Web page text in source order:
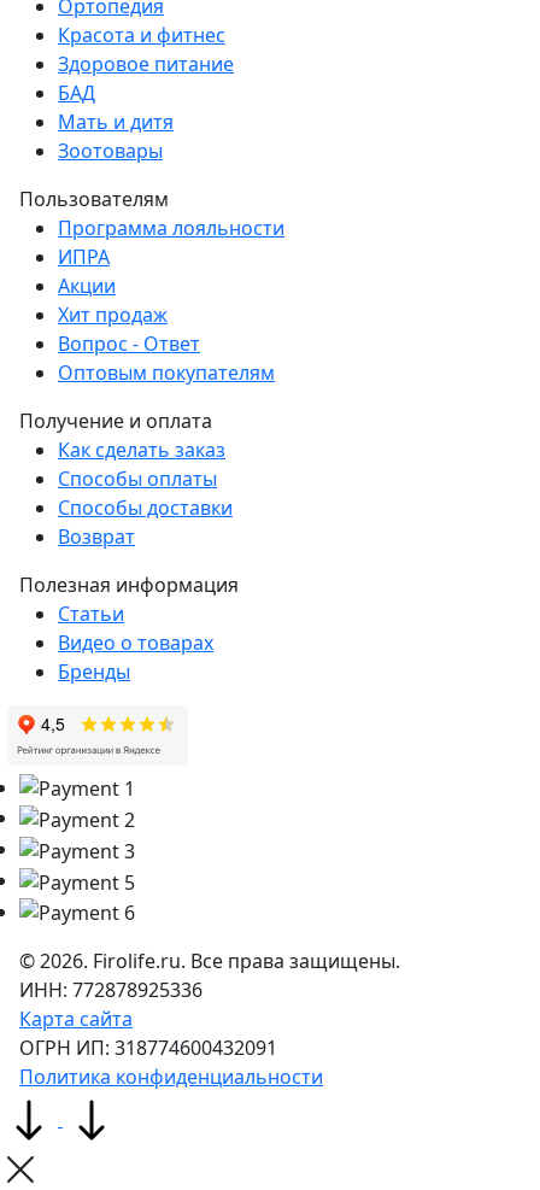
Ортопедия
Красота и фитнес
Здоровое питание
БАД
Мать и дитя
Зоотовары
Пользователям
Программа лояльности
ИПРА
Акции
Хит продаж
Вопрос - Ответ
Оптовым покупателям
Получение и оплата
Как сделать заказ
Способы оплаты
Способы доставки
Возврат
Полезная информация
Статьи
Видео о товарах
Бренды
©2026. Firolife.ru. Все права защищены.
ИНН: 772878925336
Карта сайта
ОГРН ИП: 318774600432091
Политика конфиденциальности